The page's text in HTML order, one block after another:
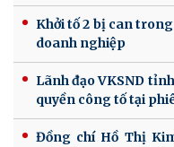
Khởi tố 2 bị can
doanh nghiệp
Lãnh đạo VKSND
quyền công tố tại
Đồng chí Hồ Thị